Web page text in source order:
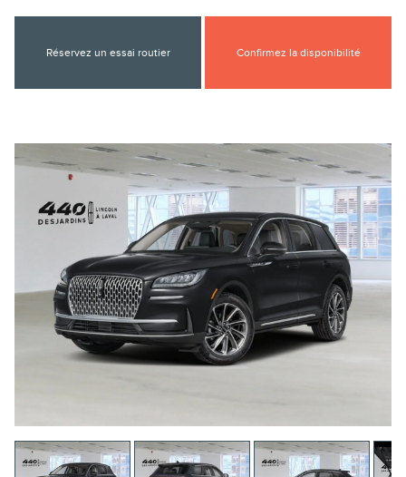
Réservez un essai routier Confirmez la disponibilité